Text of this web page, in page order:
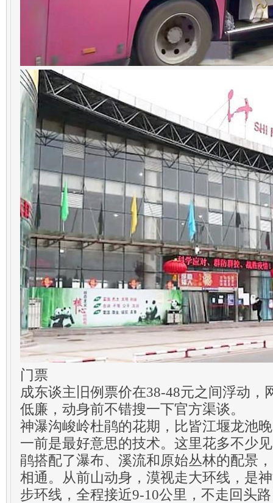
门票
成东谈主旧例票价在38-48元之间浮动，
低廉，动身前不错搜一下官方渠谈。
神瀑沟峻岭杜鹃的花期，比皆江堰龙池
一前是最好意思的技术。这里花多不少
鹃搭配了瀑布、溪流和原始丛林的配景
相通。从前山动身，漠视走大环线，是
步环线，全程接近9-10公里，不走回头